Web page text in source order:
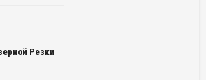
Резки